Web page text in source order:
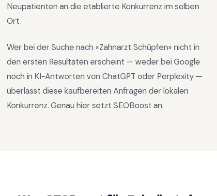
Neupatienten an die etablierte Konkurrenz im selben
Ort.
Wer bei der Suche nach «Zahnarzt Schüpfen» nicht in
den ersten Resultaten erscheint — weder bei Google
noch in KI-Antworten von ChatGPT oder Perplexity —
überlässt diese kaufbereiten Anfragen der lokalen
Konkurrenz. Genau hier setzt SEOBoost an.